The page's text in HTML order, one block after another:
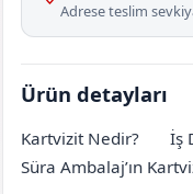
Adrese teslim
Ürün detayları
Kartvizit Nedir?
İş
Süra Ambalaj’ın